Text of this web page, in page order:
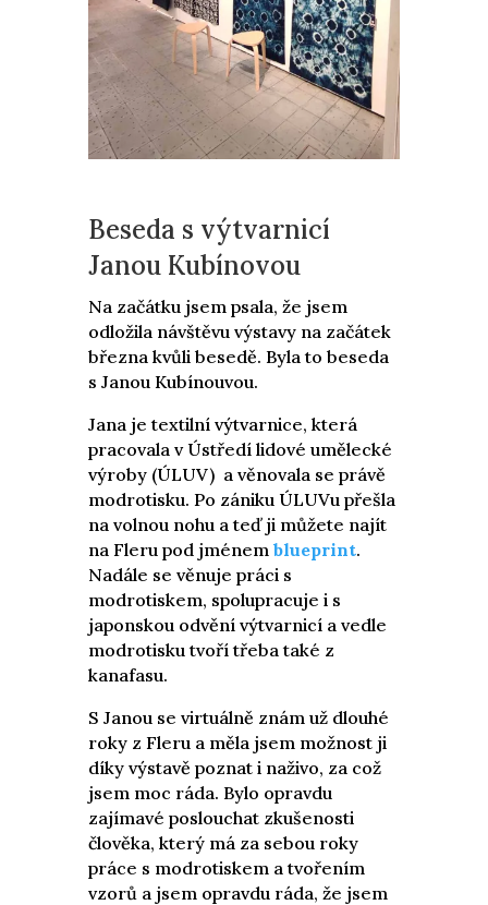
Beseda s výtvarnicí
Janou Kubínovou
Na začátku jsem psala, že jsem
odložila návštěvu výstavy na začátek
března kvůli besedě. Byla to beseda
s Janou Kubínouvou.
Jana je textilní výtvarnice, která
pracovala v Ústředí lidové umělecké
výroby (ÚLUV) a věnovala se právě
modrotisku. Po zániku ÚLUVu přešla
na volnou nohu a teď ji můžete najít
na Fleru pod jménem blueprint.
Nadále se věnuje práci s
modrotiskem, spolupracuje i s
japonskou odvění výtvarnicí a vedle
modrotisku tvoří třeba také z
kanafasu.
S Janou se virtuálně znám už dlouhé
roky z Fleru a měla jsem možnost ji
díky výstavě poznat i naživo, za což
jsem moc ráda. Bylo opravdu
zajímavé poslouchat zkušenosti
člověka, který má za sebou roky
práce s modrotiskem a tvořením
vzorů a jsem opravdu ráda, že jsem